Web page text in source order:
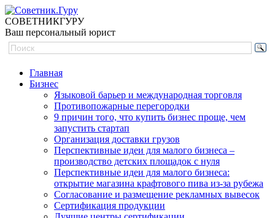
СОВЕТНИКГУРУ
Ваш персональный юрист
Главная
Бизнес
Языковой барьер и международная торговля
Противопожарные перегородки
9 причин того, что купить бизнес проще, чем
запустить стартап
Организация доставки грузов
Перспективные идеи для малого бизнеса –
производство детских площадок с нуля
Перспективные идеи для малого бизнеса:
открытие магазина крафтового пива из-за рубежа
Согласование и размещение рекламных вывесок
Сертификация продукции